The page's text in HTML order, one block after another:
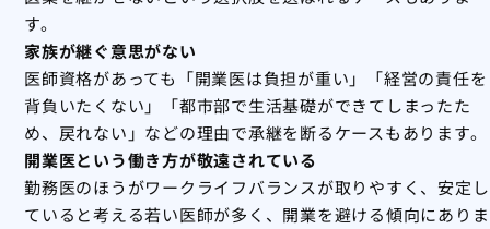
す。
家族が継ぐ意思がない
医師資格があっても「開業医は負担が重い」「経営の責任を
背負いたくない」「都市部で生活基礎ができてしまったた
め、戻れない」などの理由で承継を断るケースもあります。
開業医という働き方が敬遠されている
勤務医のほうがワークライフバランスが取りやすく、安定し
ていると考える若い医師が多く、開業を避ける傾向にありま